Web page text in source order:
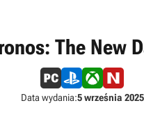
The New
Data wydania:5 września 2025